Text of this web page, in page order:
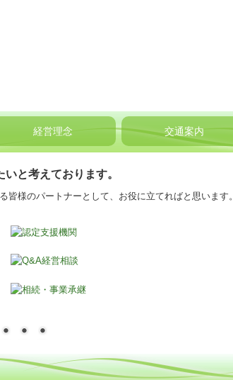
経営理念 交通案内
と考えております。
様のパートナーとして、お役に立てればと思います。